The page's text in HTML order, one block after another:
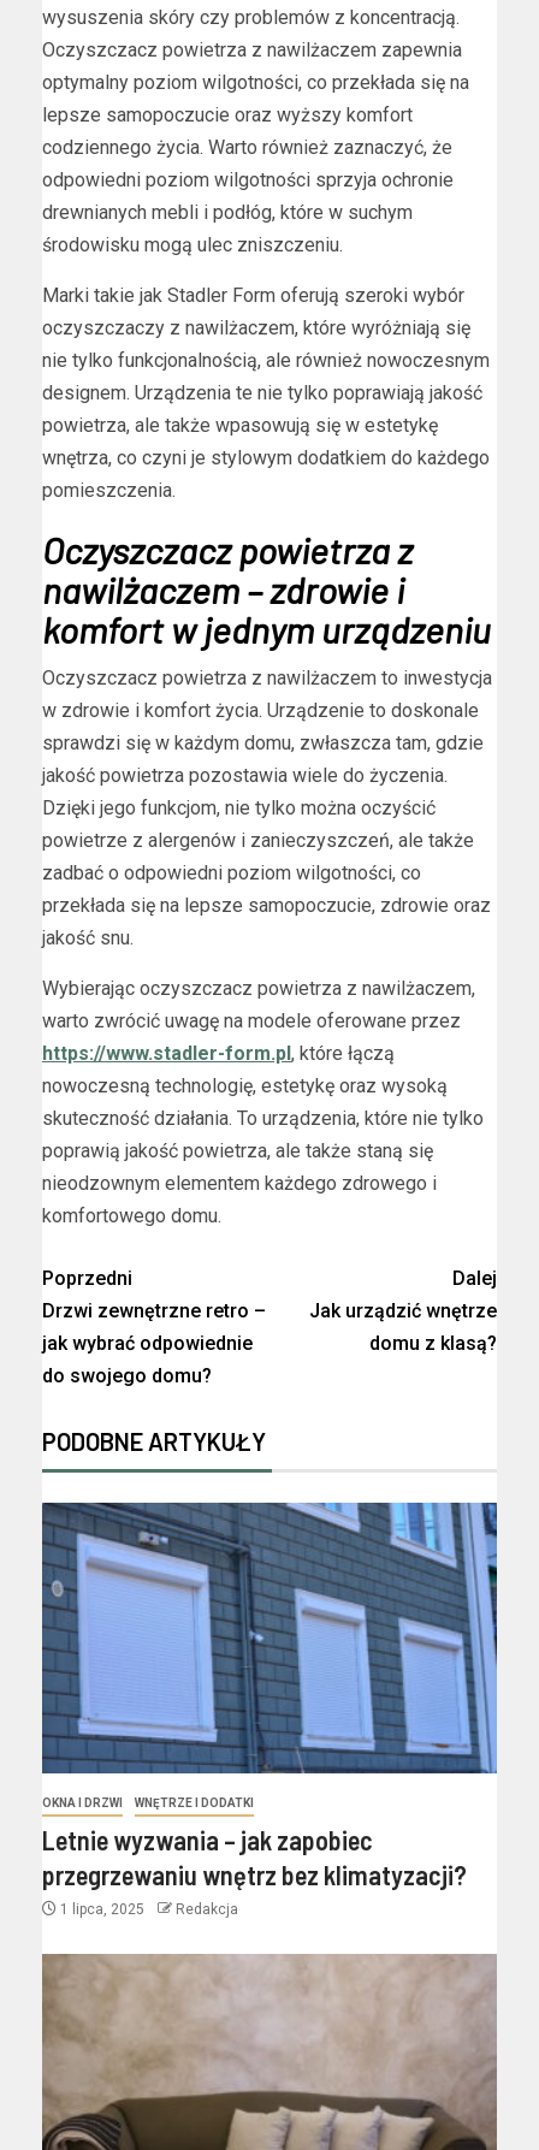
wysuszenia skóry czy problemów z koncentracją.
Oczyszczacz powietrza z nawilżaczem zapewnia
optymalny poziom wilgotności, co przekłada się na
lepsze samopoczucie oraz wyższy komfort
codziennego życia. Warto również zaznaczyć, że
odpowiedni poziom wilgotności sprzyja ochronie
drewnianych mebli i podłóg, które w suchym
środowisku mogą ulec zniszczeniu.
Marki takie jak Stadler Form oferują szeroki wybór
oczyszczaczy z nawilżaczem, które wyróżniają się
nie tylko funkcjonalnością, ale również nowoczesnym
designem. Urządzenia te nie tylko poprawiają jakość
powietrza, ale także wpasowują się w estetykę
wnętrza, co czyni je stylowym dodatkiem do każdego
pomieszczenia.
Oczyszczacz powietrza z
nawilżaczem – zdrowie i
komfort w jednym urządzeniu
Oczyszczacz powietrza z nawilżaczem to inwestycja
w zdrowie i komfort życia. Urządzenie to doskonale
sprawdzi się w każdym domu, zwłaszcza tam, gdzie
jakość powietrza pozostawia wiele do życzenia.
Dzięki jego funkcjom, nie tylko można oczyścić
powietrze z alergenów i zanieczyszczeń, ale także
zadbać o odpowiedni poziom wilgotności, co
przekłada się na lepsze samopoczucie, zdrowie oraz
jakość snu.
Wybierając oczyszczacz powietrza z nawilżaczem,
warto zwrócić uwagę na modele oferowane przez
https://www.stadler-form.pl, które łączą
nowoczesną technologię, estetykę oraz wysoką
skuteczność działania. To urządzenia, które nie tylko
poprawią jakość powietrza, ale także staną się
nieodzownym elementem każdego zdrowego i
komfortowego domu.
Poprzedni
Drzwi zewnętrzne retro –
jak wybrać odpowiednie
do swojego domu?
Dalej
Jak urządzić wnętrze
domu z klasą?
PODOBNE ARTYKUŁY
OKNA I DRZWI WNĘTRZE I DODATKI
Letnie wyzwania – jak zapobiec
przegrzewaniu wnętrz bez klimatyzacji?
1 lipca, 2025 Redakcja